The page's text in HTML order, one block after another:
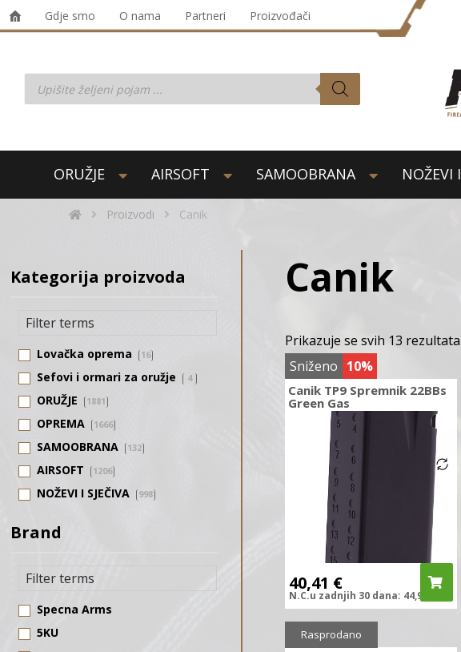
Gdje smo O nama Partneri Proizvođači
ORUŽJE AIRSOFT SAMOOBRANA NOŽEVI
Proizvodi Canik
Canik
Prikazuje se svih 13 rezultata
Sniženo 10%
Canik TP9 Spremnik 22BBs
Green Gas
40,41 €
N.C.u zadnjih 30 dana: 44,90
Sniženo 7%
Rasprodano
Kategorija proizvoda
Lovačka oprema 16
Sefovi i ormari za oružje 4
ORUŽJE 1881
OPREMA 1666
SAMOOBRANA 132
AIRSOFT 1206
NOŽEVI I SJEČIVA 998
STRELIČARSTVO
Brand
Specna Arms
5KU